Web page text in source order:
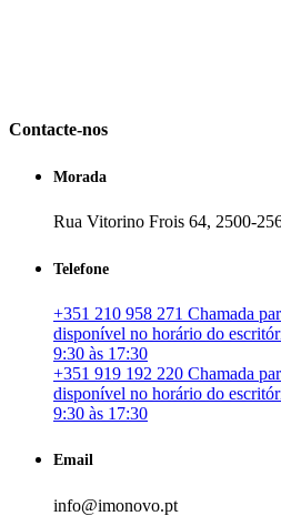
Contacte-nos
Morada
Rua Vitorino Frois 64, 2500-
Telefone
+351 210 958 271 Chamada
disponível no horário do
9:30 às 17:30
+351 919 192 220 Chamada
disponível no horário do
9:30 às 17:30
Email
info@imonovo.pt